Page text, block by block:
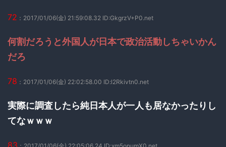
72 ：2017/01/06(金) 21:59:08.32 ID:GkgrzV+P0.net
何割だろうと外国人が日本で政治活動しちゃいかん
だろ
78 ：2017/01/06(金) 22:02:58.00 ID:l2Rkivtn0.net
実際に調査したら純日本人が一人も居なかったりし
てなｗｗｗ